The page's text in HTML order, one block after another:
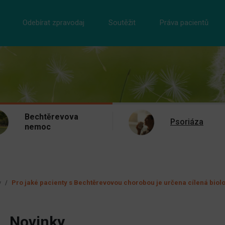
Odebírat zpravodaj Soutěžit Práva pacientů
Bechtěrevova
nemoc
Psoriáza
Pro jaké pacienty s Bechtěrevovou chorobou je určena cílená